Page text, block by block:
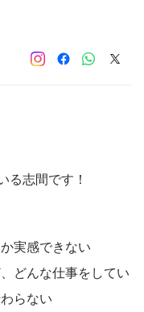
る志間です！
実感できない
どんな仕事をしてい
らない